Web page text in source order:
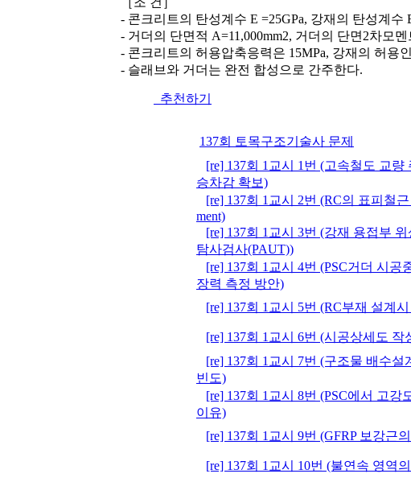
- 콘크리트의 탄성계수 E =25GPa, 강재의 탄성계수
- 거더의 단면적 A=11,000mm2, 거더의 단면2차모멘
- 콘크리트의 허용압축응력은 15MPa, 강재의 허용
- 슬래브와 거더는 완전 합성으로 간주한다.
추천하기
137회 토목구조기술사 문제
[re] 137회 1교시 1번 (고속철도 교량
승차감 확보)
[re] 137회 1교시 2번 (RC의 표피철근
ment)
[re] 137회 1교시 3번 (강재 용접부
탐사검사(PAUT))
[re] 137회 1교시 4번 (PSC거더 시공
장력 측정 방안)
[re] 137회 1교시 5번 (RC부재 설계
[re] 137회 1교시 6번 (시공상세도 작
[re] 137회 1교시 7번 (구조물 배수설
빈도)
[re] 137회 1교시 8번 (PSC에서 고강
이유)
[re] 137회 1교시 9번 (GFRP 보강근
[re] 137회 1교시 10번 (불연속 영역